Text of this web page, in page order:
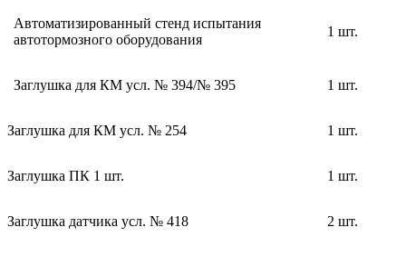
Автоматизированный стенд испытания
автотормозного оборудования
1 шт.
Заглушка для КМ усл. № 394/№ 395 1 шт.
Заглушка для КМ усл. № 254 1 шт.
Заглушка ПК 1 шт. 1 шт.
Заглушка датчика усл. № 418 2 шт.